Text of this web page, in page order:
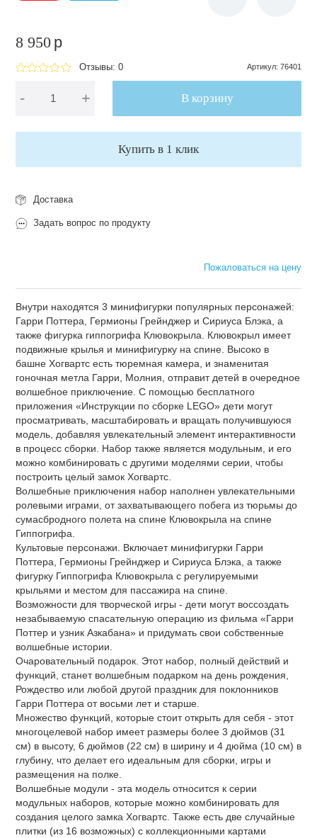
8 950 p
Отзывы: 0 Артикул: 76401
- + В корзину
Купить в 1 клик
Доставка
Задать вопрос по продукту
Пожаловаться на цену
Внутри находятся 3 минифигурки популярных персонажей:
Гарри Поттера, Гермионы Грейнджер и Сириуса Блэка, а
также фигурка гиппогрифа Клювокрыла. Клювокрыл имеет
подвижные крылья и минифигурку на спине. Высоко в
башне Хогвартс есть тюремная камера, и знаменитая
гоночная метла Гарри, Молния, отправит детей в очередное
волшебное приключение. С помощью бесплатного
приложения «Инструкции по сборке LEGO» дети могут
просматривать, масштабировать и вращать получившуюся
модель, добавляя увлекательный элемент интерактивности
в процесс сборки. Набор также является модульным, и его
можно комбинировать с другими моделями серии, чтобы
построить целый замок Хогвартс.
Волшебные приключения набор наполнен увлекательными
ролевыми играми, от захватывающего побега из тюрьмы до
сумасбродного полета на спине Клювокрыла на спине
Гиппогрифа.
Культовые персонажи. Включает минифигурки Гарри
Поттера, Гермионы Грейнджер и Сириуса Блэка, а также
фигурку Гиппогрифа Клювокрыла с регулируемыми
крыльями и местом для пассажира на спине.
Возможности для творческой игры - дети могут воссоздать
незабываемую спасательную операцию из фильма «Гарри
Поттер и узник Азкабана» и придумать свои собственные
волшебные истории.
Очаровательный подарок. Этот набор, полный действий и
функций, станет волшебным подарком на день рождения,
Рождество или любой другой праздник для поклонников
Гарри Поттера от восьми лет и старше.
Множество функций, которые стоит открыть для себя - этот
многоцелевой набор имеет размеры более 3 дюймов (31
см) в высоту, 6 дюймов (22 см) в ширину и 4 дюйма (10 см) в
глубину, что делает его идеальным для сборки, игры и
размещения на полке.
Волшебные модули - эта модель относится к серии
модульных наборов, которые можно комбинировать для
создания целого замка Хогвартс. Также есть две случайные
плитки (из 16 возможных) с коллекционными картами